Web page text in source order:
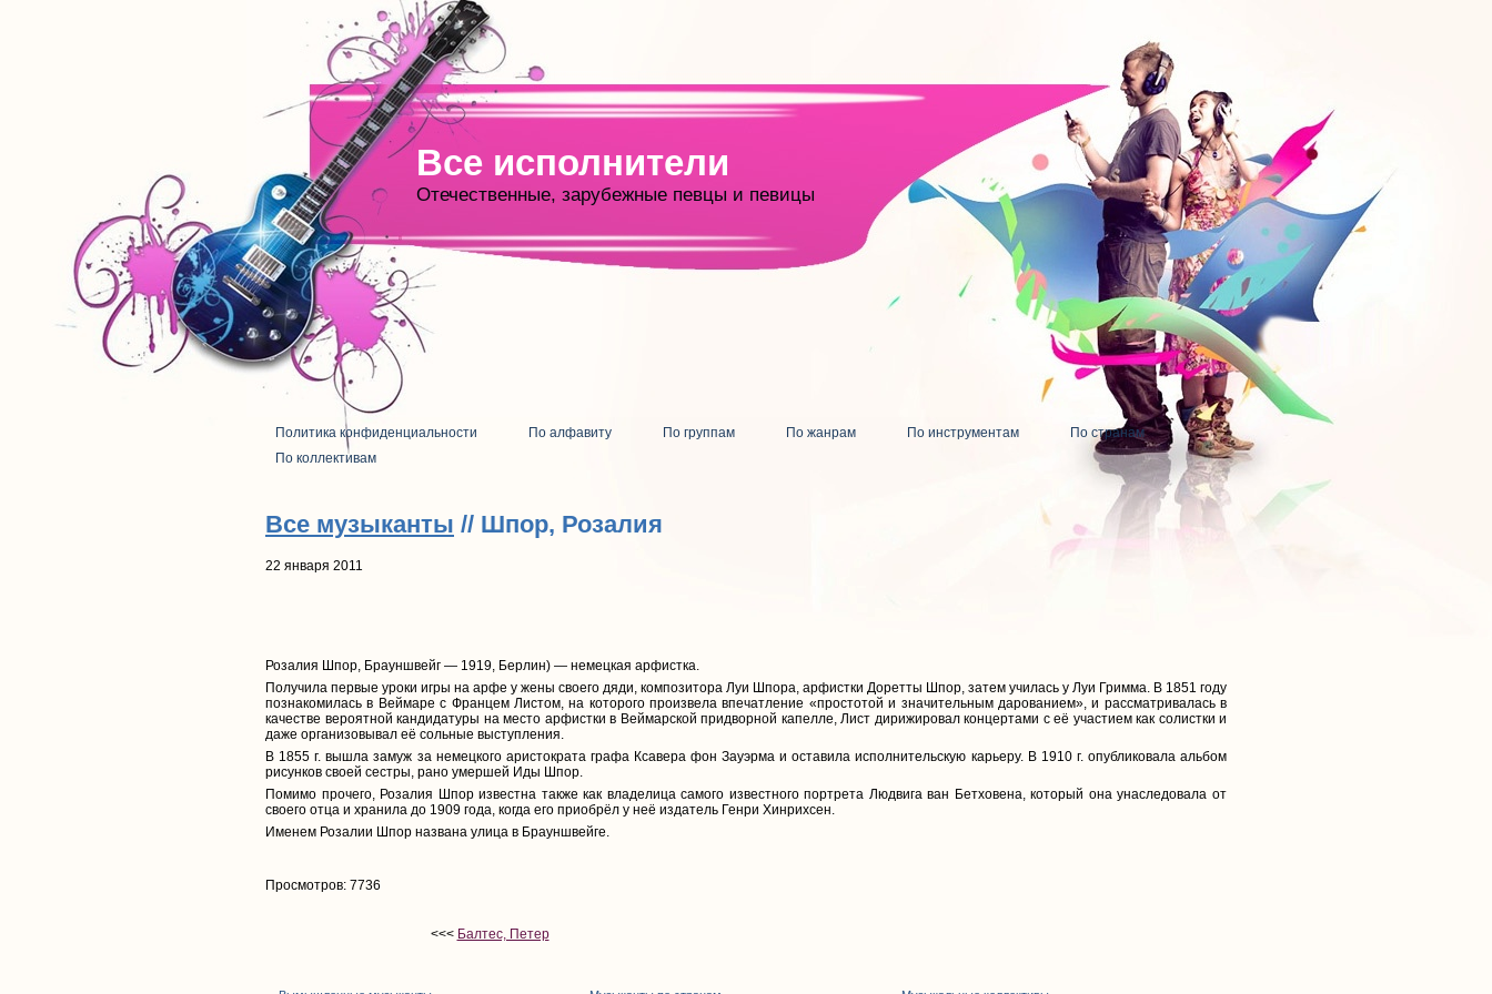
Все исполнители
Отечественные, зарубежные певцы и певицы
Политика конфиденциальности По алфавиту По группам По жанрам По инструментам
По странам
По коллективам
Все музыканты // Шпор, Розалия
22 января 2011
Розалия Шпор, Брауншвейг — 1919, Берлин) — немецкая арфистка.
Получила первые уроки игры на арфе у жены своего дяди, композитора Луи Шпора, арфистки Доретты Шпор, затем училась у Луи Гримма. В 1851 году
познакомилась в Веймаре с Францем Листом, на которого произвела впечатление «простотой и значительным дарованием», и рассматривалась в
качестве вероятной кандидатуры на место арфистки в Веймарской придворной капелле, Лист дирижировал концертами с её участием как солистки и
даже организовывал её сольные выступления.
В 1855 г. вышла замуж за немецкого аристократа графа Ксавера фон Зауэрма и оставила исполнительскую карьеру. В 1910 г. опубликовала альбом
рисунков своей сестры, рано умершей Иды Шпор.
Помимо прочего, Розалия Шпор известна также как владелица самого известного портрета Людвига ван Бетховена, который она унаследовала от
своего отца и хранила до 1909 года, когда его приобрёл у неё издатель Генри Хинрихсен.
Именем Розалии Шпор названа улица в Брауншвейге.
Просмотров: 7736
<<< Балтес, Петер